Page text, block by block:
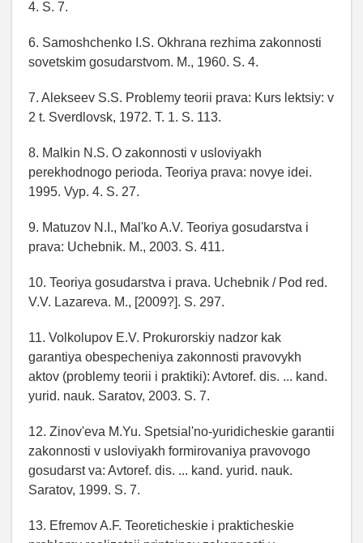
4. S. 7.
6. Samoshchenko I.S. Okhrana rezhima zakonnosti
sovetskim gosudarstvom. M., 1960. S. 4.
7. Alekseev S.S. Problemy teorii prava: Kurs lektsiy: v
2 t. Sverdlovsk, 1972. T. 1. S. 113.
8. Malkin N.S. O zakonnosti v usloviyakh
perekhodnogo perioda. Teoriya prava: novye idei.
1995. Vyp. 4. S. 27.
9. Matuzov N.I., Mal'ko A.V. Teoriya gosudarstva i
prava: Uchebnik. M., 2003. S. 411.
10. Teoriya gosudarstva i prava. Uchebnik / Pod red.
V.V. Lazareva. M., [2009?]. S. 297.
11. Volkolupov E.V. Prokurorskiy nadzor kak
garantiya obespecheniya zakonnosti pravovykh
aktov (problemy teorii i praktiki): Avtoref. dis. ... kand.
yurid. nauk. Saratov, 2003. S. 7.
12. Zinov'eva M.Yu. Spetsial'no-yuridicheskie garantii
zakonnosti v usloviyakh formirovaniya pravovogo
gosudarst va: Avtoref. dis. ... kand. yurid. nauk.
Saratov, 1999. S. 7.
13. Efremov A.F. Teoreticheskie i prakticheskie